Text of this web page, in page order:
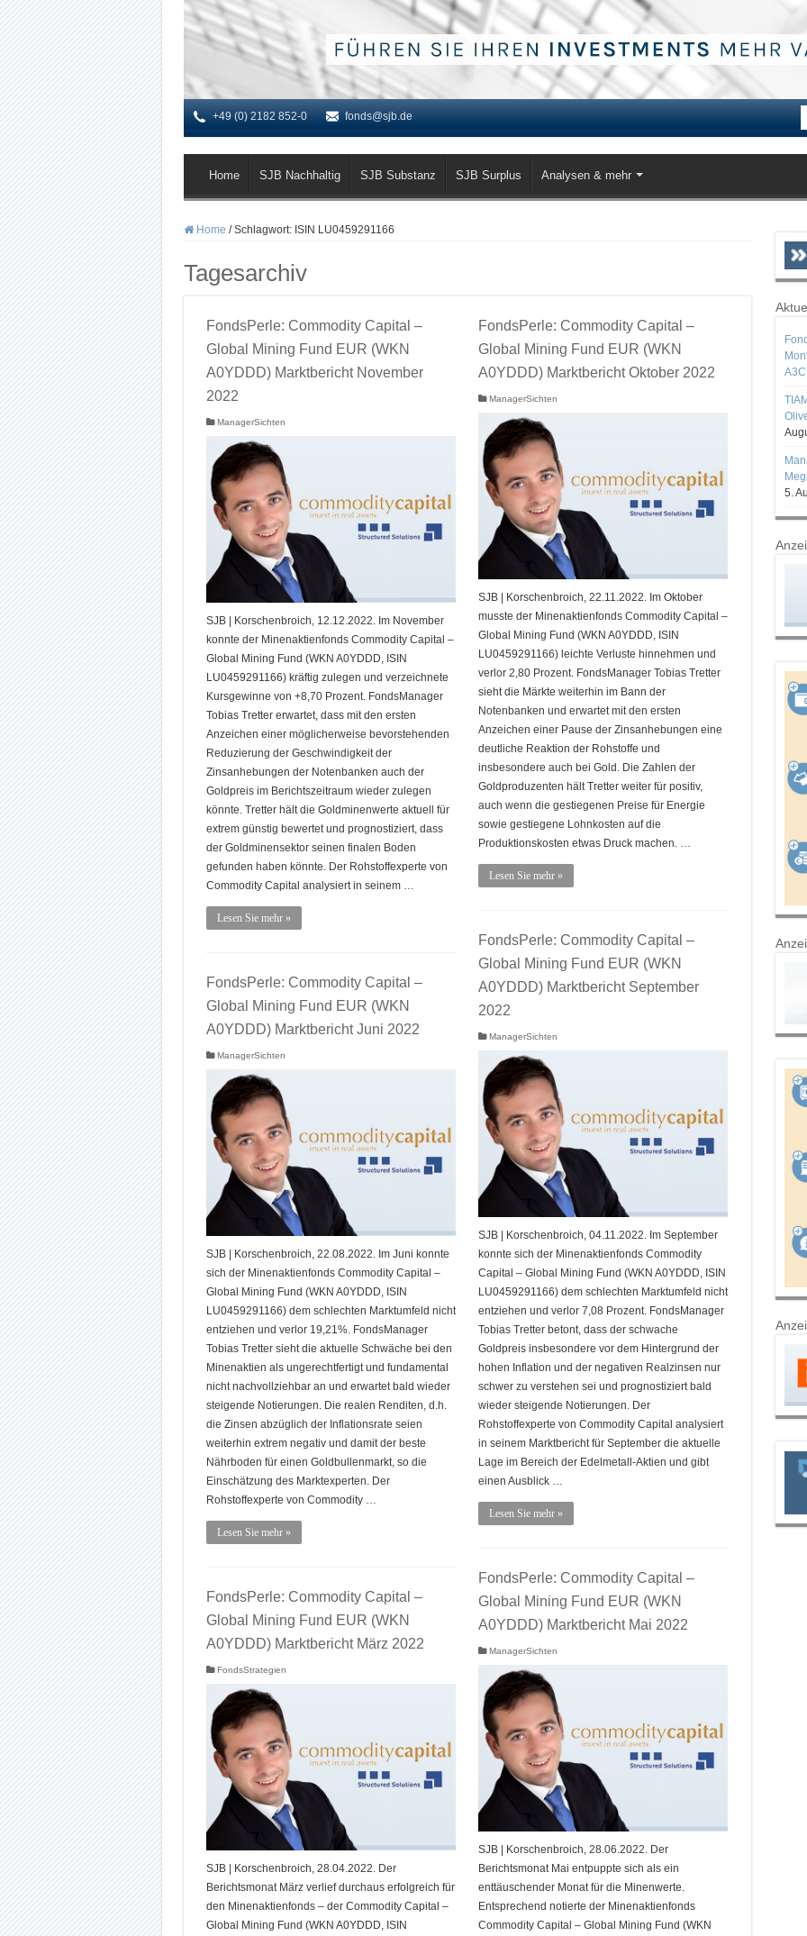
+49 (0) 2182 852-0 fonds@sjb.de
Home SJB Nachhaltig SJB Substanz SJB Surplus Analysen & mehr
Home / Schlagwort: ISIN LU0459291166
Tagesarchiv
FondsPerle: Commodity Capital –
Global Mining Fund EUR (WKN
A0YDDD) Marktbericht November
2022
ManagerSichten
SJB | Korschenbroich, 12.12.2022. Im November
konnte der Minenaktienfonds Commodity Capital –
Global Mining Fund (WKN A0YDDD, ISIN
LU0459291166) kräftig zulegen und verzeichnete
Kursgewinne von +8,70 Prozent. FondsManager
Tobias Tretter erwartet, dass mit den ersten
Anzeichen einer möglicherweise bevorstehenden
Reduzierung der Geschwindigkeit der
Zinsanhebungen der Notenbanken auch der
Goldpreis im Berichtszeitraum wieder zulegen
könnte. Tretter hält die Goldminenwerte aktuell für
extrem günstig bewertet und prognostiziert, dass
der Goldminensektor seinen finalen Boden
gefunden haben könnte. Der Rohstoffexperte von
Commodity Capital analysiert in seinem …
Lesen Sie mehr »
FondsPerle: Commodity Capital –
Global Mining Fund EUR (WKN
A0YDDD) Marktbericht Oktober 2022
ManagerSichten
SJB | Korschenbroich, 22.11.2022. Im Oktober
musste der Minenaktienfonds Commodity Capital –
Global Mining Fund (WKN A0YDDD, ISIN
LU0459291166) leichte Verluste hinnehmen und
verlor 2,80 Prozent. FondsManager Tobias Tretter
sieht die Märkte weiterhin im Bann der
Notenbanken und erwartet mit den ersten
Anzeichen einer Pause der Zinsanhebungen eine
deutliche Reaktion der Rohstoffe und
insbesondere auch bei Gold. Die Zahlen der
Goldproduzenten hält Tretter weiter für positiv,
auch wenn die gestiegenen Preise für Energie
sowie gestiegene Lohnkosten auf die
Produktionskosten etwas Druck machen. …
Lesen Sie mehr »
FondsPerle: Commodity Capital –
Global Mining Fund EUR (WKN
A0YDDD) Marktbericht September
2022
ManagerSichten
SJB | Korschenbroich, 04.11.2022. Im September
konnte sich der Minenaktienfonds Commodity
Capital – Global Mining Fund (WKN A0YDDD, ISIN
LU0459291166) dem schlechten Marktumfeld nicht
entziehen und verlor 7,08 Prozent. FondsManager
Tobias Tretter betont, dass der schwache
Goldpreis insbesondere vor dem Hintergrund der
hohen Inflation und der negativen Realzinsen nur
schwer zu verstehen sei und prognostiziert bald
wieder steigende Notierungen. Der
Rohstoffexperte von Commodity Capital analysiert
in seinem Marktbericht für September die aktuelle
Lage im Bereich der Edelmetall-Aktien und gibt
einen Ausblick …
Lesen Sie mehr »
FondsPerle: Commodity Capital –
Global Mining Fund EUR (WKN
A0YDDD) Marktbericht Juni 2022
ManagerSichten
SJB | Korschenbroich, 22.08.2022. Im Juni konnte
sich der Minenaktienfonds Commodity Capital –
Global Mining Fund (WKN A0YDDD, ISIN
LU0459291166) dem schlechten Marktumfeld nicht
entziehen und verlor 19,21%. FondsManager
Tobias Tretter sieht die aktuelle Schwäche bei den
Minenaktien als ungerechtfertigt und fundamental
nicht nachvollziehbar an und erwartet bald wieder
steigende Notierungen. Die realen Renditen, d.h.
die Zinsen abzüglich der Inflationsrate seien
weiterhin extrem negativ und damit der beste
Nährboden für einen Goldbullenmarkt, so die
Einschätzung des Marktexperten. Der
Rohstoffexperte von Commodity …
Lesen Sie mehr »
FondsPerle: Commodity Capital –
Global Mining Fund EUR (WKN
A0YDDD) Marktbericht Mai 2022
ManagerSichten
SJB | Korschenbroich, 28.06.2022. Der
Berichtsmonat Mai entpuppte sich als ein
enttäuschender Monat für die Minenwerte.
Entsprechend notierte der Minenaktienfonds
Commodity Capital – Global Mining Fund (WKN
FondsPerle: Commodity Capital –
Global Mining Fund EUR (WKN
A0YDDD) Marktbericht März 2022
FondsStrategien
SJB | Korschenbroich, 28.04.2022. Der
Berichtsmonat März verlief durchaus erfolgreich für
den Minenaktienfonds – der Commodity Capital –
Global Mining Fund (WKN A0YDDD, ISIN
5.